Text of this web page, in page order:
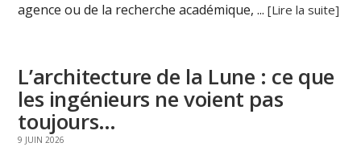
agence ou de la recherche académique, ...[Lire la suite]
L’architecture de la Lune : ce que
les ingénieurs ne voient pas
toujours…
9 JUIN 2026